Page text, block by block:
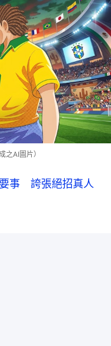
之AI圖片）
事 誇張絕招真人